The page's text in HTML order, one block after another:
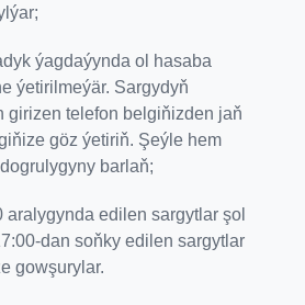
ýagdaýynda ol hasaba
ýetirilmeýär. Sargydyň
girizen telefon belgiňizden jaň
göz ýetiriň. Şeýle hem
barlaň;
aralygynda edilen sargytlar şol
dan soňky edilen sargytlar
gowşurylar.